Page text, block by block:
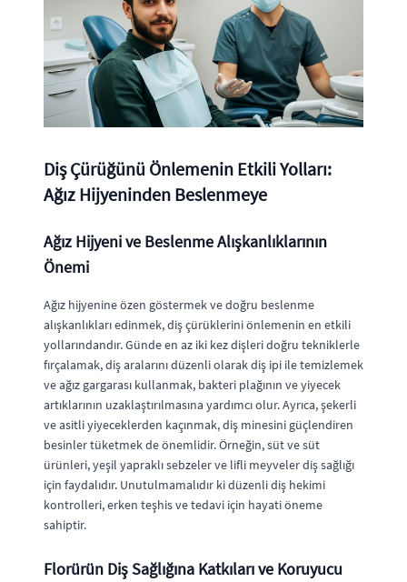
Diş Çürüğünü Önlemenin Etkili Yolları:
Ağız Hijyeninden Beslenmeye
Ağız Hijyeni ve Beslenme Alışkanlıklarının
Önemi
Ağız hijyenine özen göstermek ve doğru beslenme
alışkanlıkları edinmek, diş çürüklerini önlemenin en etkili
yollarındandır. Günde en az iki kez dişleri doğru tekniklerle
fırçalamak, diş aralarını düzenli olarak diş ipi ile temizlemek
ve ağız gargarası kullanmak, bakteri plağının ve yiyecek
artıklarının uzaklaştırılmasına yardımcı olur. Ayrıca, şekerli
ve asitli yiyeceklerden kaçınmak, diş minesini güçlendiren
besinler tüketmek de önemlidir. Örneğin, süt ve süt
ürünleri, yeşil yapraklı sebzeler ve lifli meyveler diş sağlığı
için faydalıdır. Unutulmamalıdır ki düzenli diş hekimi
kontrolleri, erken teşhis ve tedavi için hayati öneme
sahiptir.
Florürün Diş Sağlığına Katkıları ve Koruyucu